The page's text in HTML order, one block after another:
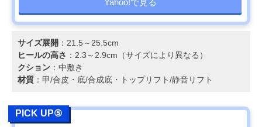
Yahoo!で見る
サイズ展開 ：21.5～25.5cm
ヒールの高さ ：2.3～2.9cm（サイズにより異なる）
クション ：中敷き
材質 ：甲/合皮・底/合成底・トップリフト/静音リフト
PICK UP⑤